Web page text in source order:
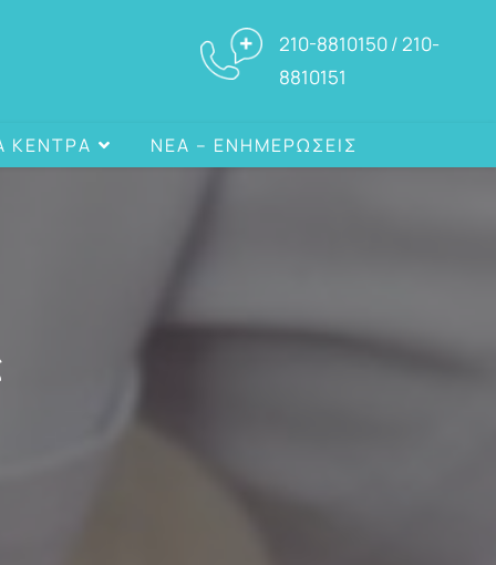
210-8810150 / 210-
8810151
ΚΕΝΤΡΑ ΝΕΑ – ΕΝΗΜΕΡΩΣΕΙΣ